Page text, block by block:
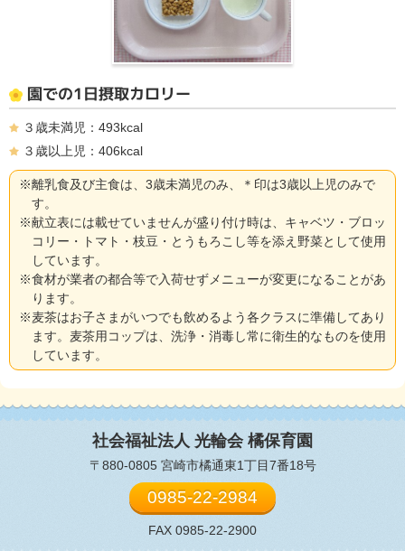
園での1日摂取カロリー
３歳未満児：493kcal
３歳以上児：406kcal
※離乳食及び主食は、3歳未満児のみ、＊印は3歳以上児のみで
す。
※献立表には載せていませんが盛り付け時は、キャベツ・ブロッ
コリー・トマト・枝豆・とうもろこし等を添え野菜として使用
しています。
※食材が業者の都合等で入荷せずメニューが変更になることがあ
ります。
※麦茶はお子さまがいつでも飲めるよう各クラスに準備してあり
ます。麦茶用コップは、洗浄・消毒し常に衛生的なものを使用
しています。
社会福祉法人 光輪会 橘保育園
〒880-0805 宮崎市橘通東1丁目7番18号
0985-22-2984
FAX 0985-22-2900